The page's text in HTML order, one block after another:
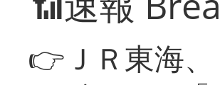
👉ＪＲ東海